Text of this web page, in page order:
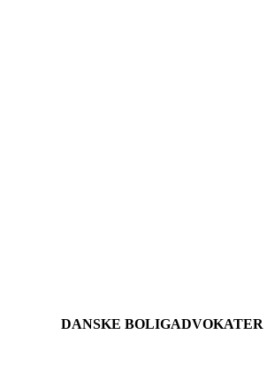
DANSKE BOLIGADVOKATER